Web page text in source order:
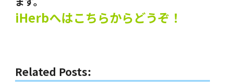
iHerbへはこちらからどうぞ！
Related Posts: